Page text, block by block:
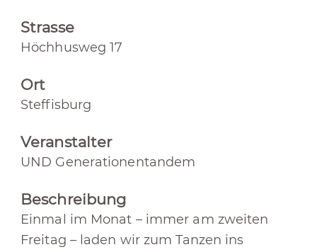
Strasse
Höchhusweg 17
Ort
Steffisburg
Veranstalter
UND Generationentandem
Beschreibung
Einmal im Monat – immer am zweiten
Freitag – laden wir zum Tanzen ins